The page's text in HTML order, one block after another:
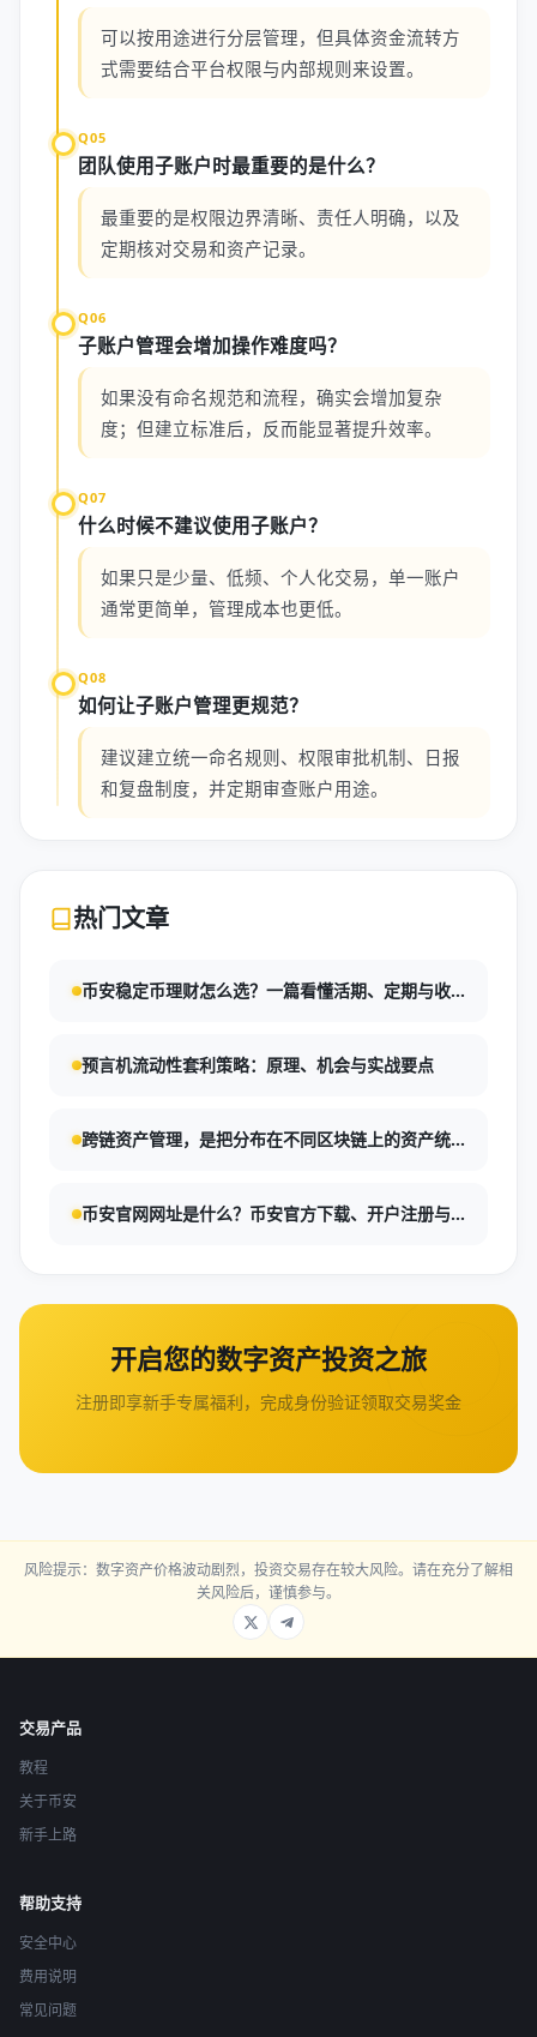
可以按用途进行分层管理，但具体资金流转方
式需要结合平台权限与内部规则来设置。
Q05
团队使用子账户时最重要的是什么？
最重要的是权限边界清晰、责任人明确，以及
定期核对交易和资产记录。
Q06
子账户管理会增加操作难度吗？
如果没有命名规范和流程，确实会增加复杂
度；但建立标准后，反而能显著提升效率。
Q07
什么时候不建议使用子账户？
如果只是少量、低频、个人化交易，单一账户
通常更简单，管理成本也更低。
Q08
如何让子账户管理更规范？
建议建立统一命名规则、权限审批机制、日报
和复盘制度，并定期审查账户用途。
热门文章
币安稳定币理财怎么选？一篇看懂活期、定期与收
预言机流动性套利策略：原理、机会与实战要点
跨链资产管理，是把分布在不同区块链上的资产统
产流动性与降低操作风险的关键。[1][3][7]
币安官网网址是什么？币安官方下载、开户注册与
开启您的数字资产投资之旅
注册即享新手专属福利，完成身份验证领取交易奖金
风险提示：数字资产价格波动剧烈，投资交易存在较大风险。请在充分了解相
关风险后，谨慎参与。
交易产品
教程
关于币安
新手上路
帮助支持
安全中心
费用说明
常见问题